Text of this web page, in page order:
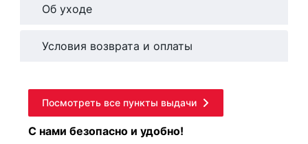
Об уходе
Условия возврата и оплаты
Посмотреть все пункты выдачи
С нами безопасно и удобно!